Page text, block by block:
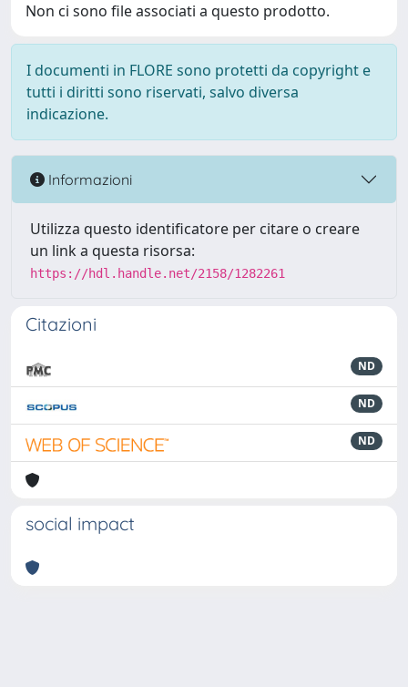
Non ci sono file associati a questo prodotto.
I documenti in FLORE sono protetti da copyright e
tutti i diritti sono riservati, salvo diversa
indicazione.
Informazioni
Utilizza questo identificatore per citare o creare
un link a questa risorsa:
https://hdl.handle.net/2158/1282261
Citazioni
ND
ND
ND
social impact